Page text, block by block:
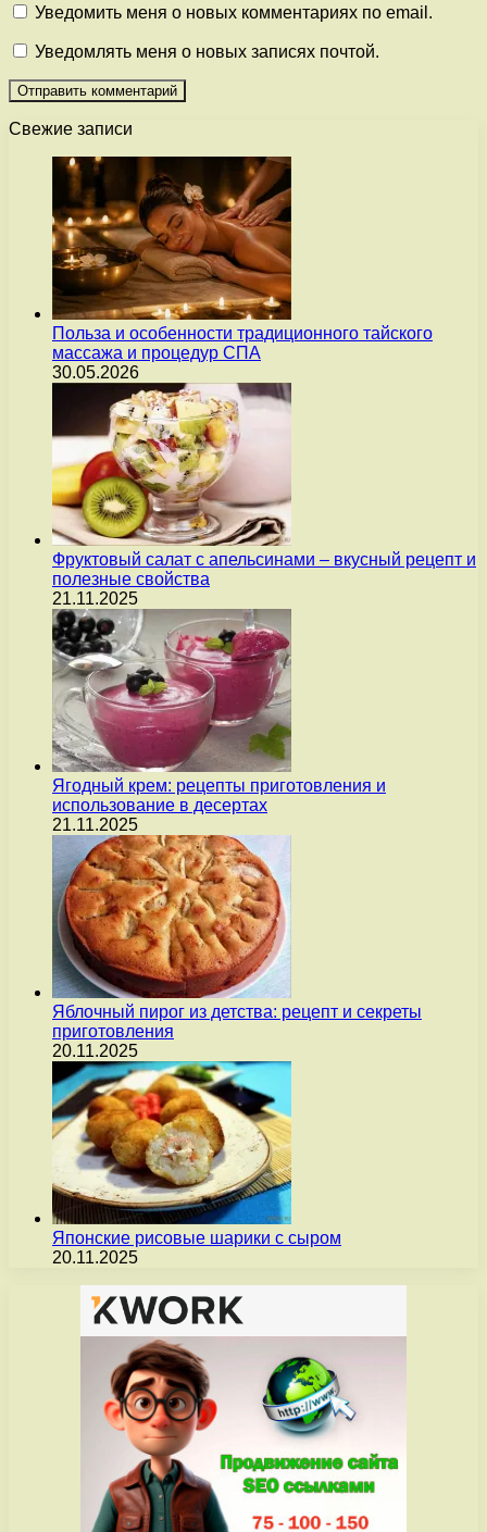
Уведомить меня о новых комментариях по email.
Уведомлять меня о новых записях почтой.
Свежие записи
Польза и особенности традиционного тайского
массажа и процедур СПА
30.05.2026
Фруктовый салат с апельсинами – вкусный рецепт и
полезные свойства
21.11.2025
Ягодный крем: рецепты приготовления и
использование в десертах
21.11.2025
Яблочный пирог из детства: рецепт и секреты
приготовления
20.11.2025
Японские рисовые шарики с сыром
20.11.2025